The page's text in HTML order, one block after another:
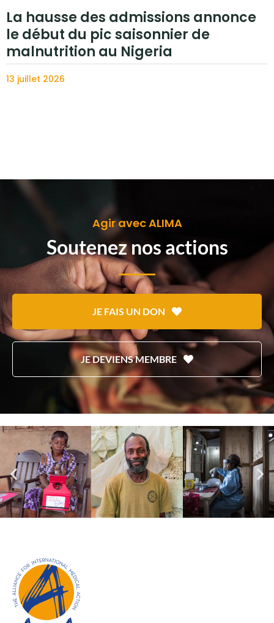
La hausse des admissions annonce
le début du pic saisonnier de
malnutrition au Nigeria
13 juillet 2026
Agir avec ALIMA
Soutenez nos actions
JE FAIS UN DON
JE DEVIENS MEMBRE